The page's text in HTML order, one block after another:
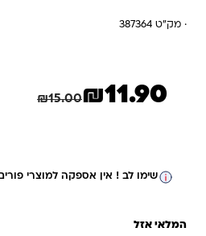
· מק"ט 387364
₪15.00
המחיר המקורי היה: ₪15.00.
₪11.90
המחיר הנוכחי הוא: ₪11.90.
שימו לב ! אין אספקה למוצרי פורים עד
המלאי אזל